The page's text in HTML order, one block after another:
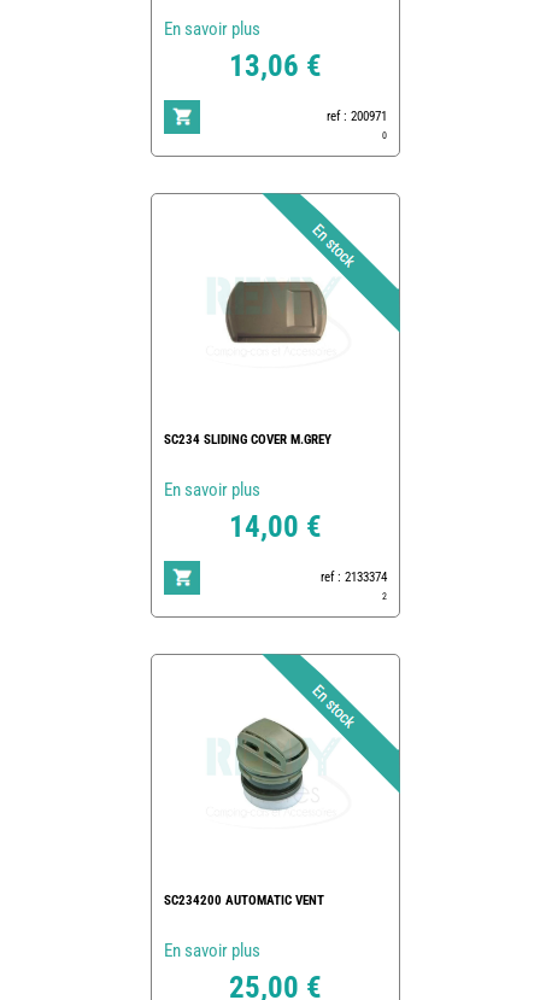
En savoir plus
13,06 €
ref : 200971
0
SC234 SLIDING COVER M.GREY
En savoir plus
14,00 €
ref : 2133374
2
SC234200 AUTOMATIC VENT
En savoir plus
25,00 €